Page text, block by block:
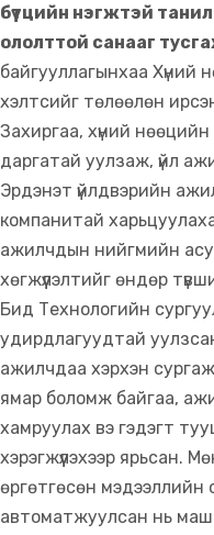
бүтцийн нэгжтэй
ололттой санааг
байгууллагынхаа Хүний
хэлтсийг төлөөлөн
Захиргаа, хүний
даргатай уулзаж, үйл
Эрдэнэт үйлдвэрийн
компанитай
ажилчдын нийгмийн
хөгжүүлэлтийг өндөр
Бид Технологийн
удирдлагуудтай
ажилчдаа хэрхэн
ямар боломж байгаа,
хамруулах вэ гэдэгт
хэрэгжүүлэхээр ярьсан.
өргөтгөсөн мэдээллийн
автоматжуулсан нь маш